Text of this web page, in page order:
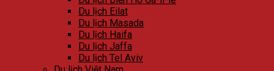
Du lịch Eilat
Du lịch Masada
Du lịch Haifa
Du lịch Jaffa
Du lịch Tel Aviv